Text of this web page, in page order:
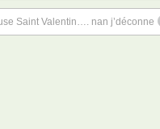
Saint Valentin…. nan j’déconne